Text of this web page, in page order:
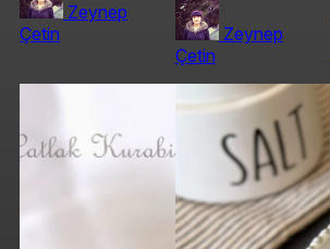
Zeynep
Çetin
Zeynep
Çetin